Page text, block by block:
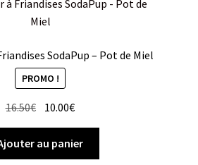
SodaPup – Pot de Miel
PROMO !
16.50€ Le
initial
était :
10.00€Le
actuel
est :
au panier